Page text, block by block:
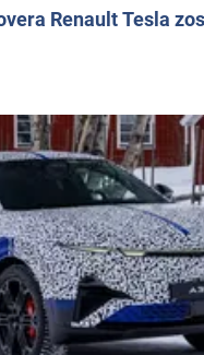
Renault Tesla